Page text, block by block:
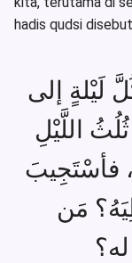
hadis qudsi
لَيْلةٍ إلى
اللَّيْلِ
فأسْتَجِيبَ
مَن